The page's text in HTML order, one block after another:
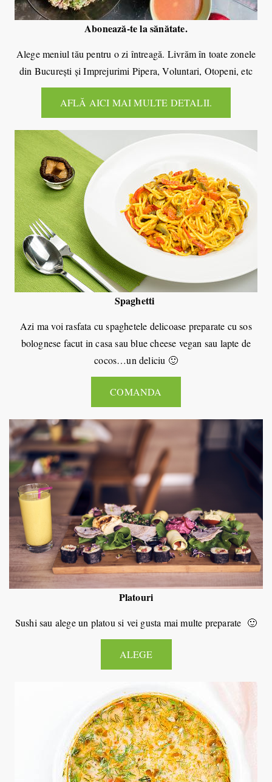
Abonează-te la sănătate.
Alege meniul tău pentru o zi întreagă. Livrăm în toate zonele
din Bucureşti şi Imprejurimi Pipera, Voluntari, Otopeni, etc
AFLĂ AICI MAI MULTE DETALII.
Spaghetti
Azi ma voi rasfata cu spaghetele delicoase preparate cu sos
bolognese facut in casa sau blue cheese vegan sau lapte de
cocos…un deliciu 🙂
COMANDA
Platouri
Sushi sau alege un platou si vei gusta mai multe preparate 🙂
ALEGE